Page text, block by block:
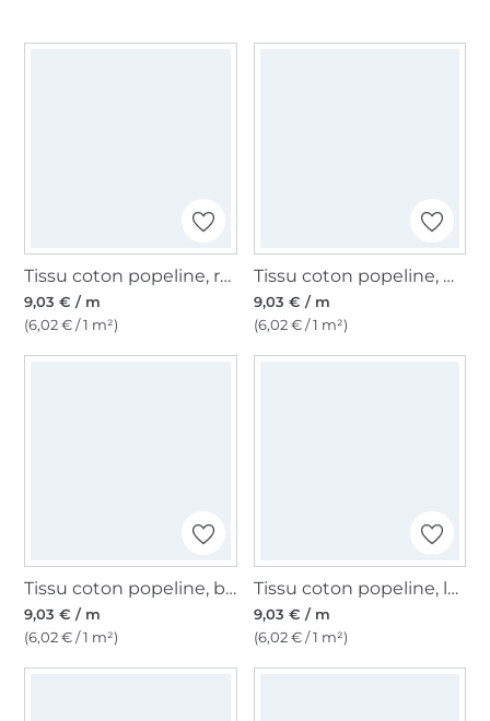
Tissu coton popeline, rose pâle
9,03 € / m
(6,02 € / 1 m²)
Tissu coton popeline, menthe clair
9,03 € / m
(6,02 € / 1 m²)
Tissu coton popeline, bleu clair
9,03 € / m
(6,02 € / 1 m²)
Tissu coton popeline, lavande
9,03 € / m
(6,02 € / 1 m²)